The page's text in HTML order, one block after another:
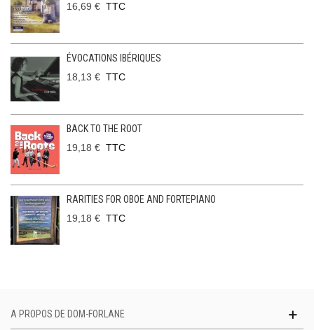
16,69 € TTC
ÉVOCATIONS IBÉRIQUES
18,13 € TTC
BACK TO THE ROOT
19,18 € TTC
RARITIES FOR OBOE AND FORTEPIANO
19,18 € TTC
A PROPOS DE DOM-FORLANE